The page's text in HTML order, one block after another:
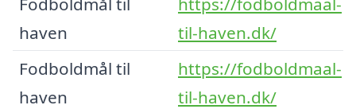
haven
til-haven.dk/
Fodboldmål til
haven
https://fodboldmaal-
til-haven.dk/